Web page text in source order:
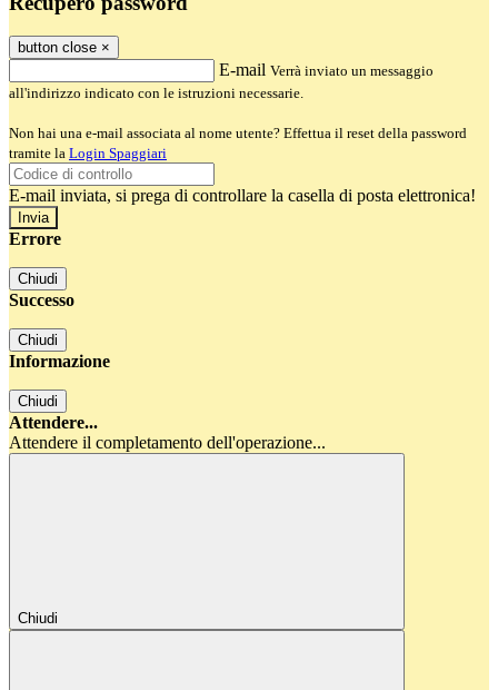
button close ×
E-mail Verrà inviato un messaggio
all'indirizzo indicato con le istruzioni necessarie.
Non hai una e-mail associata al nome utente? Effettua il reset della password
tramite la Login Spaggiari
E-mail inviata, si prega di controllare la casella di posta elettronica!
Errore
Chiudi
Successo
Chiudi
Informazione
Chiudi
Attendere...
Attendere il completamento dell'operazione...
Chiudi